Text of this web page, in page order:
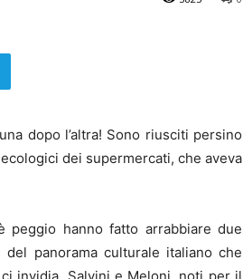
dopo l’altra! Sono riusciti persino
dei supermercati, che aveva
peggio hanno fatto arrabbiare due
del panorama culturale italiano che